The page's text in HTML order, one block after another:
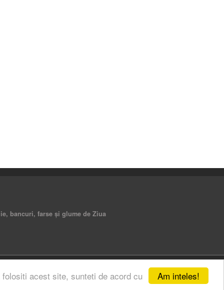
Am inteles!
acest site, sunteti de acord cu
bancuri, farse şi glume de Ziua